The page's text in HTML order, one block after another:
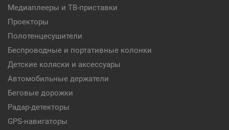
Медиаплееры и ТВ-приставки
Проекторы
Полотенцесушители
Беспроводные и портативные колонки
Детские коляски и аксессуары
Автомобильные держатели
Беговые дорожки
Радар-детекторы
GPS-навигаторы